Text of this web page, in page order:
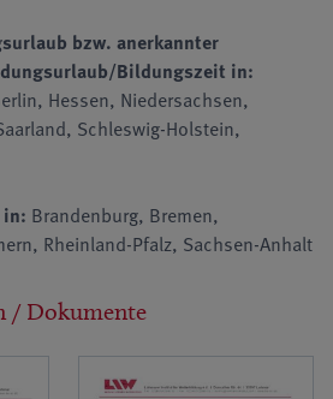
bzw. anerkannter
Bildungszeit in:
Hessen, Niedersachsen,
Schleswig-Holstein,
Brandenburg, Bremen,
Rheinland-Pfalz, Sachsen-Anhalt
/ Dokumente